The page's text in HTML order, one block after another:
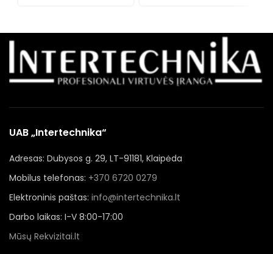
UAB „Intertechnika“
Adresas: Dubysos g. 29, LT-91181, Klaipėda
Mobilus telefonas: +370 6720 0279
Elektroninis paštas: info@intertechnika.lt
Darbo laikas: I-V 8:00-17:00
Mūsų Rekvizitai.lt